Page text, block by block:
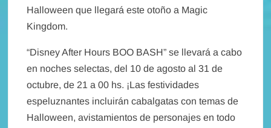
Halloween que llegará este otoño a Magic
Kingdom.
“Disney After Hours BOO BASH” se llevará a cabo
en noches selectas, del 10 de agosto al 31 de
octubre, de 21 a 00 hs. ¡Las festividades
espeluznantes incluirán cabalgatas con temas de
Halloween, avistamientos de personajes en todo